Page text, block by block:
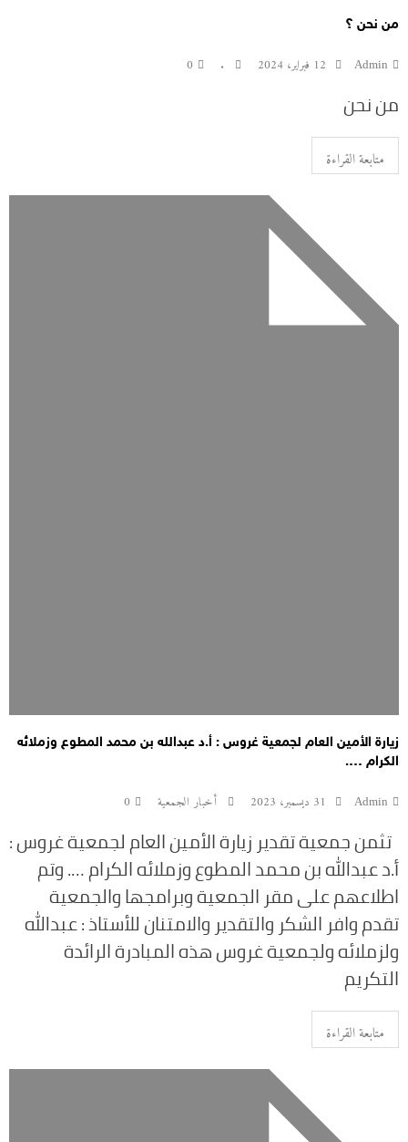
من نحن ؟
Admin 12 فبراير، 2024 .
0
من نحن
متابعة القراءة
زيارة الأمين العام لجمعية غروس : أ.د عبدالله بن محمد المطوع وزملائه
الكرام ….
Admin 31 ديسمبر، 2023 أخبار الجمعية 0
تثمن جمعية تقدير زيارة الأمين العام لجمعية غروس :
أ.د عبدالله بن محمد المطوع وزملائه الكرام …. ‏وتم
اطلاعهم على مقر الجمعية وبرامجها ‏والجمعية
تقدم وافر الشكر والتقدير والامتنان للأستاذ : عبدالله
ولزملائه ولجمعية غروس هذه المبادرة الرائدة
التكريم
متابعة القراءة